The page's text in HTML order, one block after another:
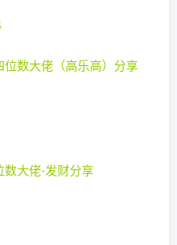
数大佬（高乐高）分享
数大佬-发财分享